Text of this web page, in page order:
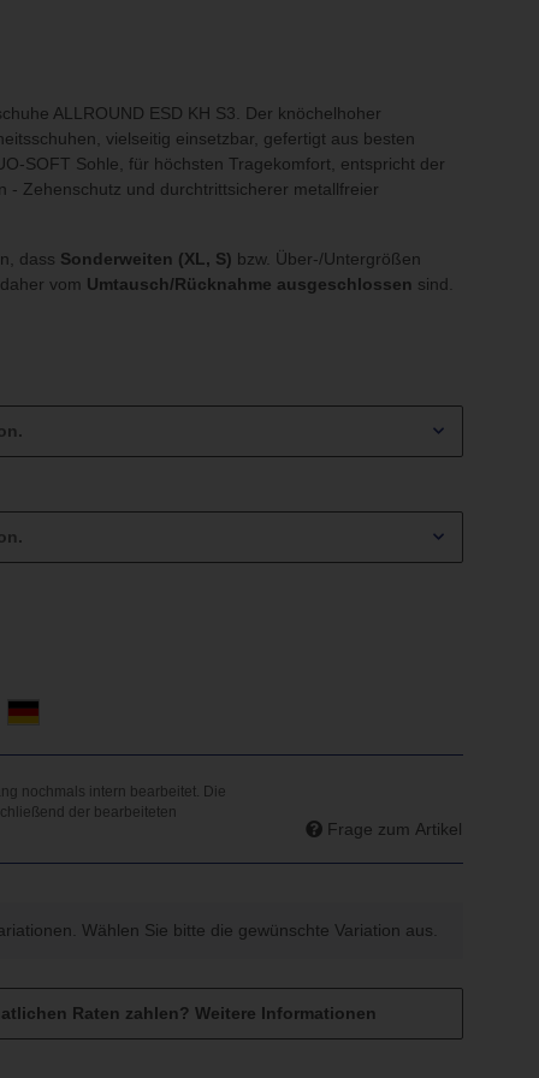
ALLROUND ESD KH S3. Der knöchelhoher
vielseitig einsetzbar, gefertigt aus besten
SOFT Sohle, für höchsten Tragekomfort, entspricht der
- Zehenschutz und durchtrittsicherer metallfreier
dass Sonderweiten (XL, S) bzw. Über-/Untergrößen
vom Umtausch/Rücknahme ausgeschlossen sind.
Frage zum Artikel
Wählen Sie bitte die gewünschte Variation aus.
Raten zahlen? Weitere Informationen